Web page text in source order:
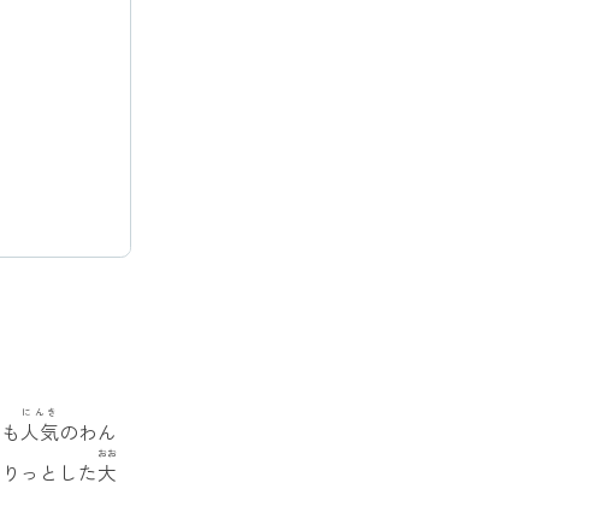
人気
にんき
のわん
っとした大
おお